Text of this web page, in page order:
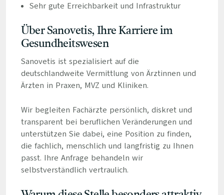
Sehr gute Erreichbarkeit und Infrastruktur
Über Sanovetis, Ihre Karriere im
Gesundheitswesen
Sanovetis ist spezialisiert auf die
deutschlandweite Vermittlung von Ärztinnen und
Ärzten in Praxen, MVZ und Kliniken.
Wir begleiten Fachärzte persönlich, diskret und
transparent bei beruflichen Veränderungen und
unterstützen Sie dabei, eine Position zu finden,
die fachlich, menschlich und langfristig zu Ihnen
passt. Ihre Anfrage behandeln wir
selbstverständlich vertraulich.